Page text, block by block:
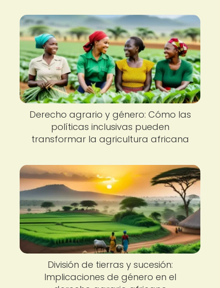
Derecho agrario y género: Cómo las
políticas inclusivas pueden
transformar la agricultura africana
División de tierras y sucesión:
Implicaciones de género en el